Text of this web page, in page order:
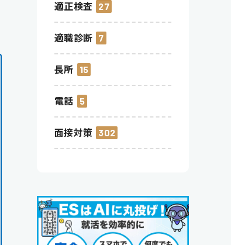
適正検査 27
適職診断 7
長所 15
電話 5
面接対策 302